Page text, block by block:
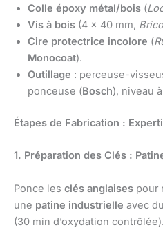
Colle époxy métal/bois (
Vis à bois (4 x 40 mm,
Cire protectrice incolore (
Monocoat).
Outillage : perceuse-
ponceuse (Bosch), niveau
Étapes de Fabrication :
1. Préparation des Clés :
Ponce les clés anglaises pour
une patine industrielle avec
(30 min d’oxydation contrôlée).